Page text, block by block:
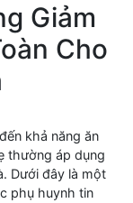
Giảm
Cho
khả năng ăn
thường áp dụng
Dưới đây là một
phụ huynh tin